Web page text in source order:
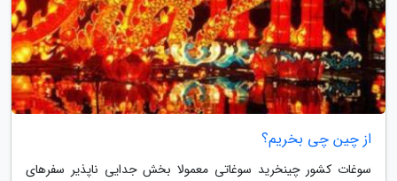
از چین چی بخریم؟
سوغات کشور چینخرید سوغاتی معمولا بخش جدایی ناپذیر سفرهای